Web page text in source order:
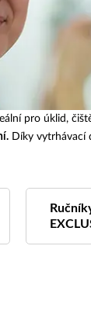
pro úklid,
Díky vytrhávací